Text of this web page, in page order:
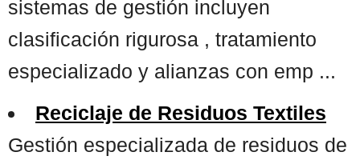
sistemas de gestión incluyen
clasificación rigurosa , tratamiento
especializado y alianzas con emp ...
Reciclaje de Residuos Textiles
Gestión especializada de residuos de